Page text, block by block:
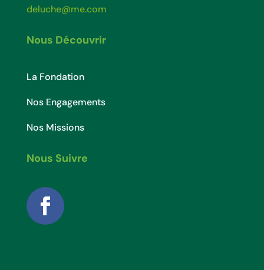
deluche@me.com
Nous Découvrir
La Fondation
Nos Engagements
Nos Missions
Nous Suivre